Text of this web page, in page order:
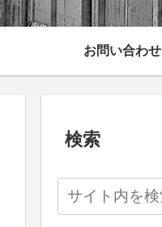
お問い合わせ
検索